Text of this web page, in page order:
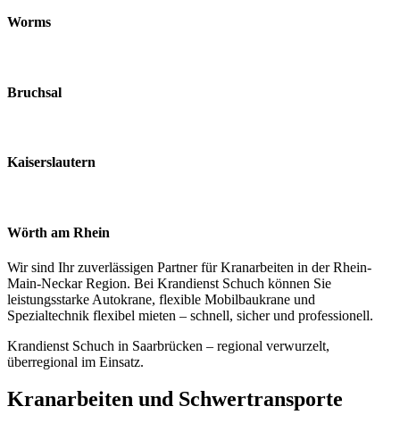
Worms
Bruchsal
Kaisers­lautern
Wörth am Rhein
Wir sind Ihr zuverlässigen Partner für Kranarbeiten in der Rhein-
Main-Neckar Region. Bei Krandienst Schuch können Sie
leistungsstarke Autokrane, flexible Mobilbaukrane und
Spezialtechnik flexibel mieten – schnell, sicher und professionell.
Krandienst Schuch in Saarbrücken – regional verwurzelt,
überregional im Einsatz.
Kran­arbeiten und Schwer­­transporte